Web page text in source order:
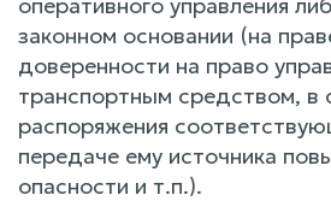
законном основании (на
доверенности на право
транспортным средством, в
распоряжения
передаче ему источника
опасности и т.п.).